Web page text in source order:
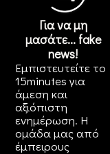
Για να μη
μασάτε... fake
news!
Εμπιστευτείτε το
15minutes για
άμεση και
αξιόπιστη
ενημέρωση. Η
ομάδα μας από
έμπειρους